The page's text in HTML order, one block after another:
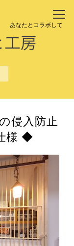
なたとコラボして
侵入防止
様 ◆